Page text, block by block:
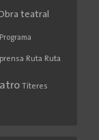
teatral
Programa
Ruta Ruta
Títeres